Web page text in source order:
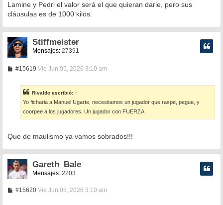
Lamine y Pedri el valor será el que quieran darle, pero sus
cláusulas es de 1000 kilos.
Stiffmeister
Mensajes: 27391
#15619M
a
j
e
Vie Jun 05, 2026 3:10 am
Rivaldo escribió: ↑
Yo ficharia a Manuel Ugarte, necesitamos un jugador que raspe, pegue, y
coorpee a los jugadores. Un jugador con FUERZA.
Que de maulismo ya vamos sobrados!!!
Gareth_Bale
Mensajes: 2203
#15620MVie Jun 05, 2026 3:10 am